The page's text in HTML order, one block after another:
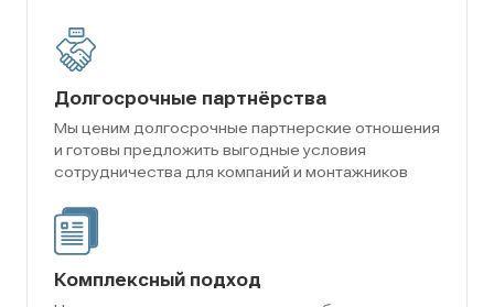
Долгосрочные партнёрства
Мы ценим долгосрочные партнерские отношения
и готовы предложить выгодные условия
сотрудничества для компаний и монтажников
Комплексный подход